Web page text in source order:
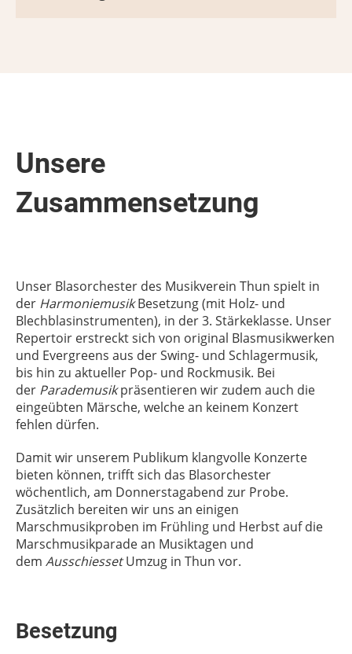
Unsere
Zusammensetzung
Unser Blasorchester des Musikverein Thun spielt in
der HarmoniemusikBesetzung (mit Holz- und
Blechblasinstrumenten), in der 3. Stärkeklasse. Unser
Repertoir erstreckt sich von original Blasmusikwerken
und Evergreens aus der Swing- und Schlagermusik,
bis hin zu aktueller Pop- und Rockmusik. Bei
der Parademusikpräsentieren wir zudem auch die
eingeübten Märsche, welche an keinem Konzert
fehlen dürfen.
Damit wir unserem Publikum klangvolle Konzerte
bieten können, trifft sich das Blasorchester
wöchentlich, am Donnerstagabend zur Probe.
Zusätzlich bereiten wir uns an einigen
Marschmusikproben im Frühling und Herbst auf die
Marschmusikparade an Musiktagen und
dem AusschiessetUmzug in Thun vor.
Besetzung